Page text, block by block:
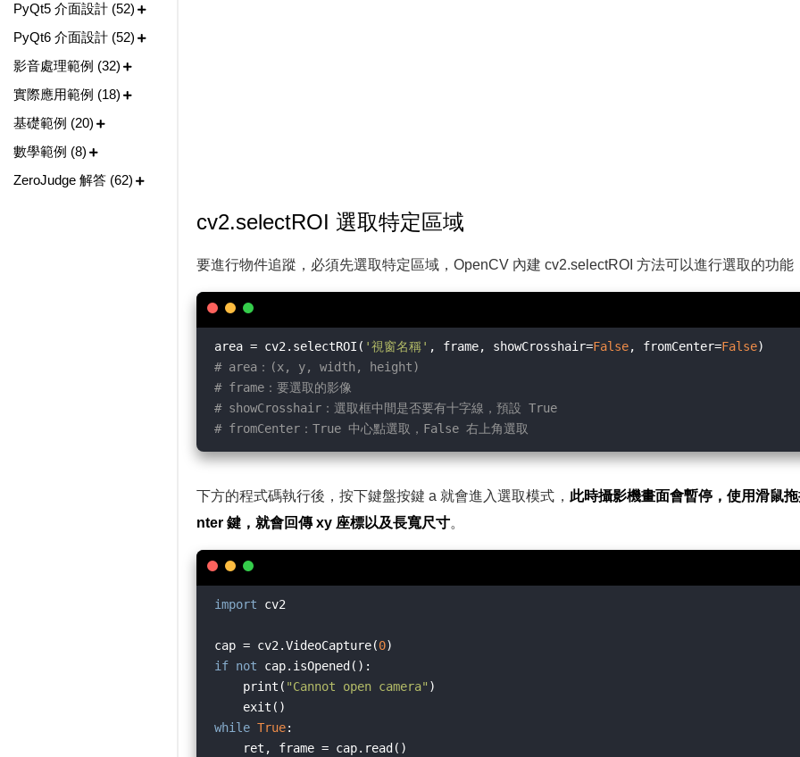
cv2.selectROI 選取特定區域
要進行物件追蹤，必須先選取特定區域，OpenCV 內建 cv2.selectROI 方法可以進行選取的功能
area = cv2.selectROI( '視窗名稱' , frame, showCrosshair=False, fromCenter=False
# area：(x, y, width, height)
# frame：要選取的影像
# showCrosshair：選取框中間是否要有十字線，預設 True
# fromCenter：True 中心點選取，False 右上角選取
下方的程式碼執行後，按下鍵盤按鍵 a 就會進入選取模式， 此時攝影機畫面會暫停，使用滑鼠
nter 鍵，就會回傳 xy 座標以及長寬尺寸。
import cv2
cap = cv2.VideoCapture(0
if not cap.isOpened():
    print(
"Cannot open camera" )
while True:
    ret, frame = cap.read()
PyQt5 介面設計 (52)
PyQt6 介面設計 (52)
影音處理範例 (32)
實際應用範例 (18)
基礎範例 (20)
數學範例 (8)
ZeroJudge 解答 (62)